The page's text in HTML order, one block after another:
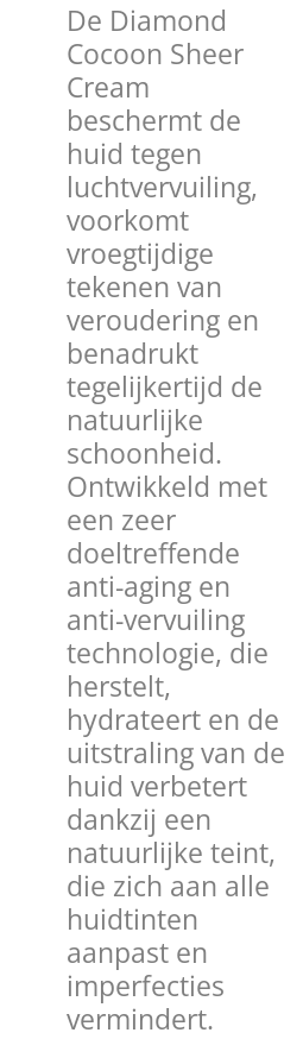
De Diamond
Cocoon Sheer
Cream
beschermt de
huid tegen
luchtvervuiling,
voorkomt
vroegtijdige
tekenen van
veroudering en
benadrukt
tegelijkertijd de
natuurlijke
schoonheid.
Ontwikkeld met
een zeer
doeltreffende
anti-aging en
anti-vervuiling
technologie, die
herstelt,
hydrateert en de
uitstraling van de
huid verbetert
dankzij een
natuurlijke teint,
die zich aan alle
huidtinten
aanpast en
imperfecties
vermindert.